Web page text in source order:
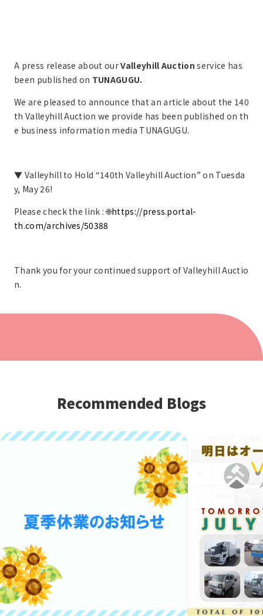
A press release about ourValleyhill Auction service has
been published on TUNAGUGU.
We are pleased to announce that an article about the 140
th Valleyhill Auction we provide has been published on th
e business information media TUNAGUGU.
▼ Valleyhill to Hold “140th Valleyhill Auction” on Tuesda
y, May 26!
Please check the link : 🌐https://press.portal-
th.com/archives/50388
Thank you for your continued support of Valleyhill Auctio
n.
Recommended Blogs